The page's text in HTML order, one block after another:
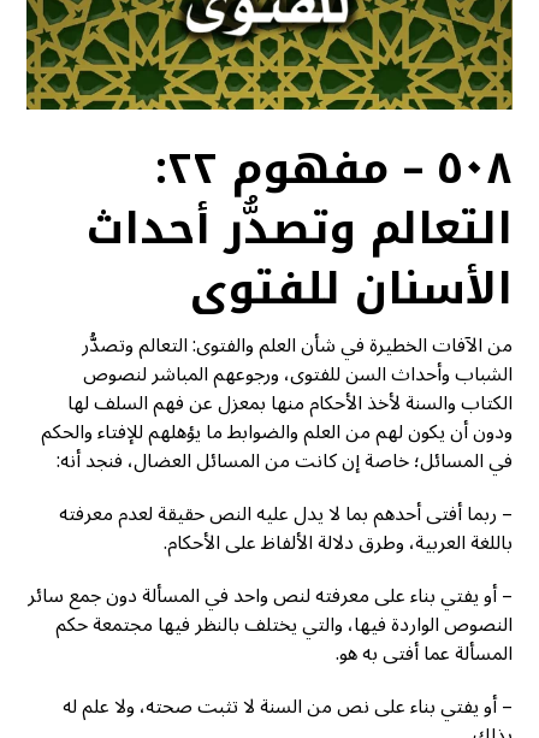
٥٠٨ – مفهوم ٢٢:
التعالم وتصدُّر أحداث
الأسنان للفتوى
من الآفات الخطيرة في شأن العلم والفتوى: التعالم وتصدُّر
الشباب وأحداث السن للفتوى، ورجوعهم المباشر لنصوص
الكتاب والسنة لأخذ الأحكام منها بمعزل عن فهم السلف لها
ودون أن يكون لهم من العلم والضوابط ما يؤهلهم للإفتاء والحكم
في المسائل؛ خاصة إن كانت من المسائل العضال، فنجد أنه:
– ربما أفتى أحدهم بما لا يدل عليه النص حقيقة لعدم معرفته
باللغة العربية، وطرق دلالة الألفاظ على الأحكام.
– أو يفتي بناء على معرفته لنص واحد في المسألة دون جمع سائر
النصوص الواردة فيها، والتي يختلف بالنظر فيها مجتمعة حكم
المسألة عما أفتى به هو.
– أو يفتي بناء على نص من السنة لا تثبت صحته، ولا علم له